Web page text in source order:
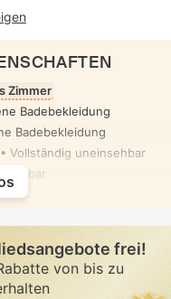
Zimmer
Badebekleidung
Badebekleidung
Vollständig uneinsehbar
frei!
von bis zu